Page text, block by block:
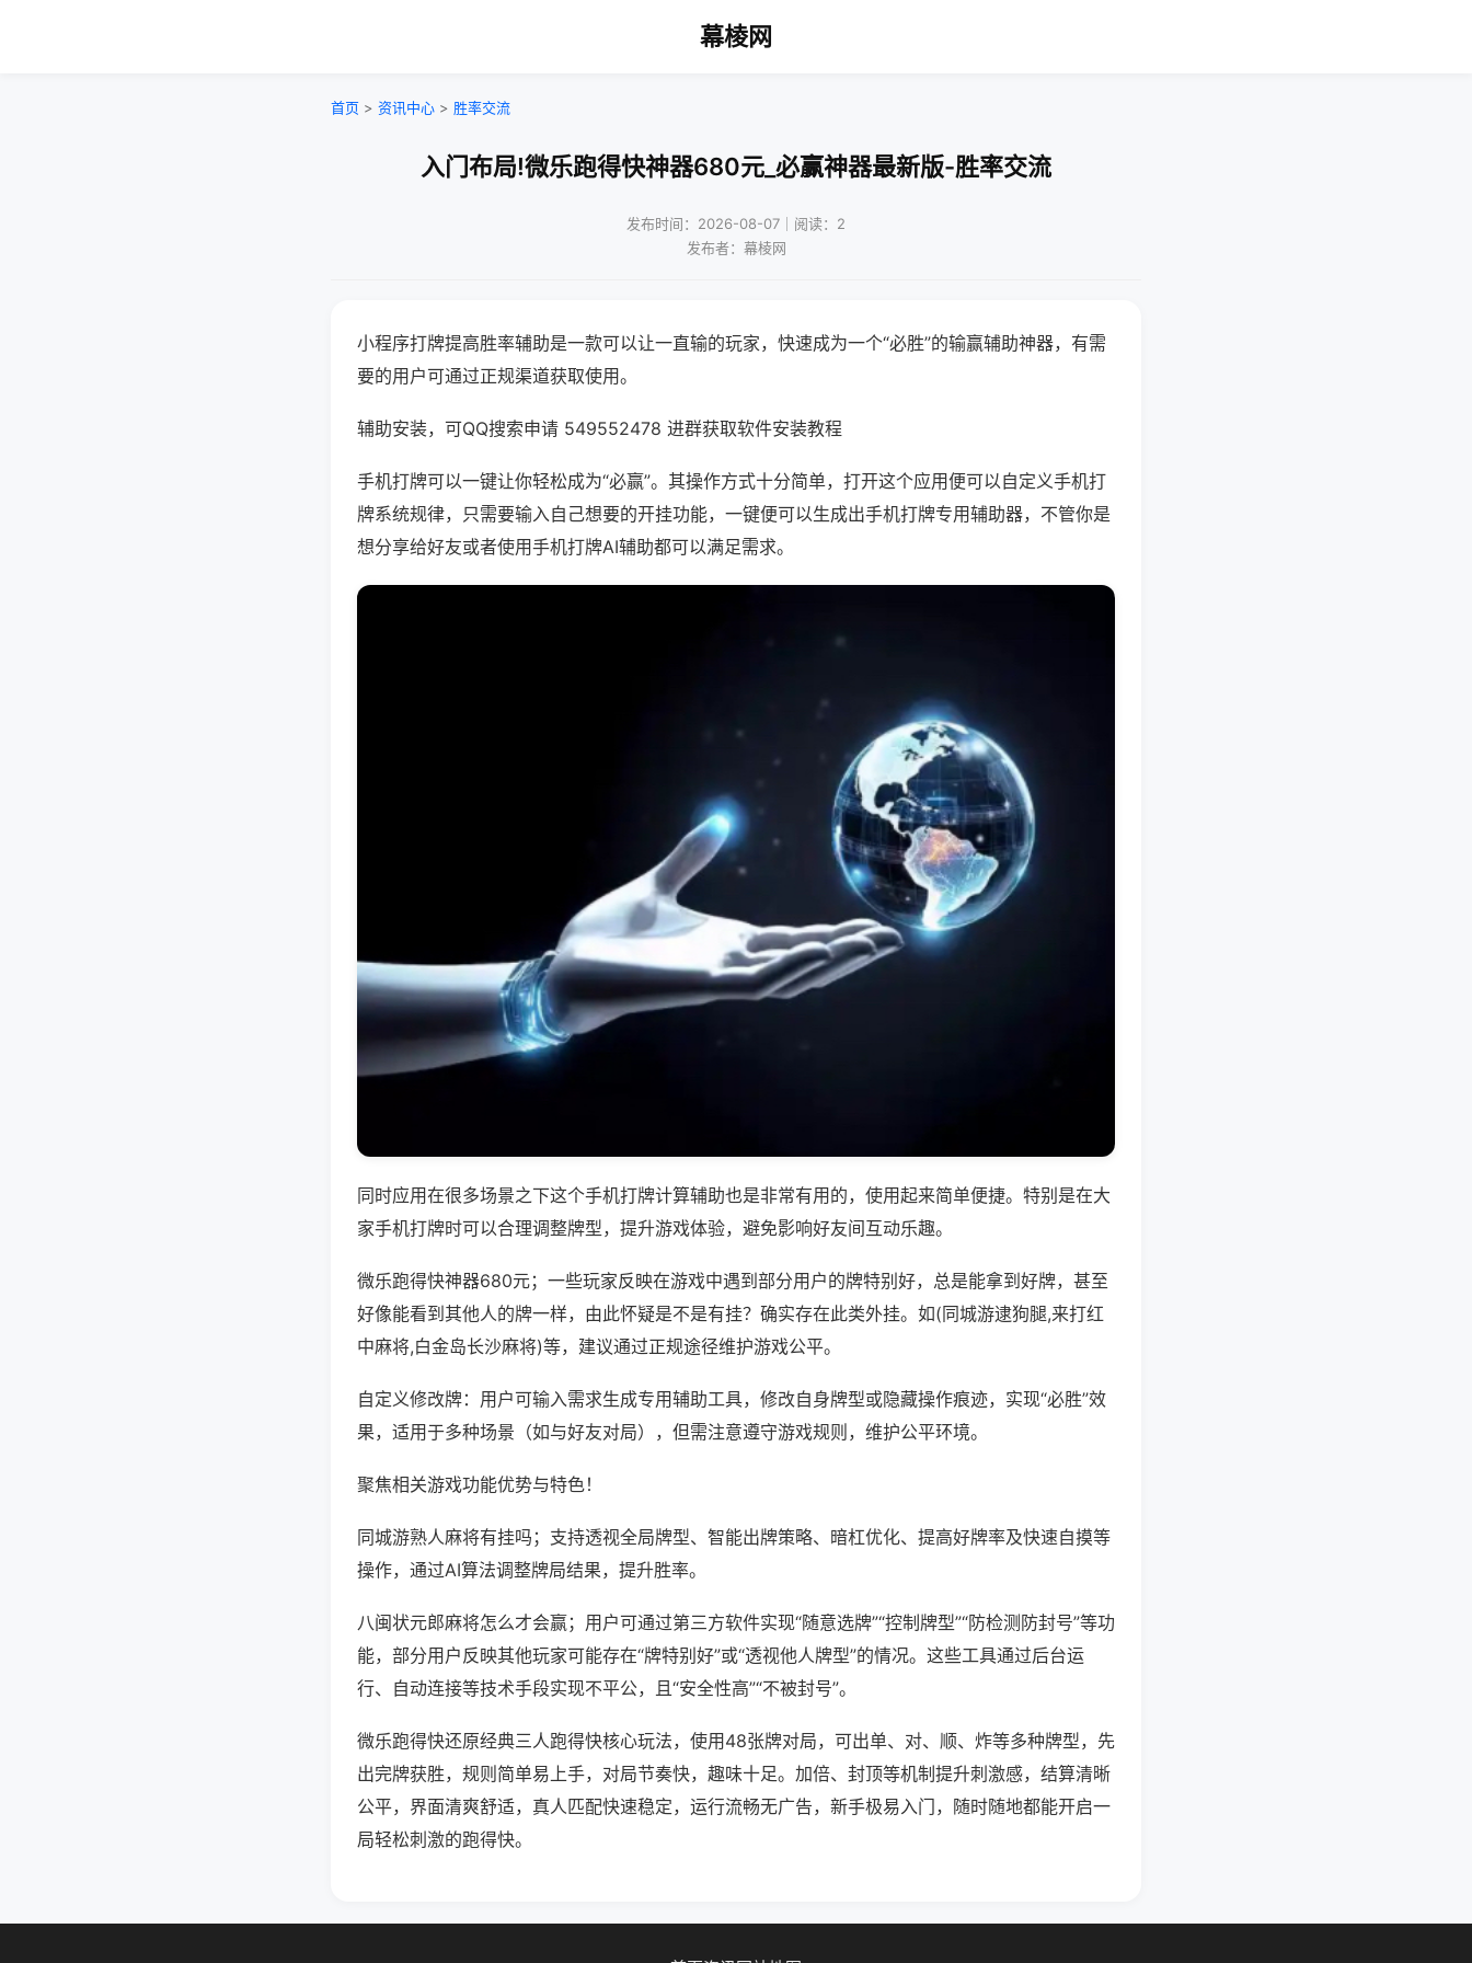
幕棱网
首页 > 资讯中心 > 胜率交流
入门布局!微乐跑得快神器680元_必赢神器最新版-胜率交流
发布时间：2026-08-07｜阅读：2
发布者：幕棱网
小程序打牌提高胜率辅助是一款可以让一直输的玩家，快速成为一个“必胜”的输赢辅助神器，有需
要的用户可通过正规渠道获取使用。
辅助安装，可QQ搜索申请 549552478 进群获取软件安装教程
手机打牌可以一键让你轻松成为“必赢”。其操作方式十分简单，打开这个应用便可以自定义手机打
牌系统规律，只需要输入自己想要的开挂功能，一键便可以生成出手机打牌专用辅助器，不管你是
想分享给好友或者使用手机打牌AI辅助都可以满足需求。
同时应用在很多场景之下这个手机打牌计算辅助也是非常有用的，使用起来简单便捷。特别是在大
家手机打牌时可以合理调整牌型，提升游戏体验，避免影响好友间互动乐趣。
微乐跑得快神器680元；一些玩家反映在游戏中遇到部分用户的牌特别好，总是能拿到好牌，甚至
好像能看到其他人的牌一样，由此怀疑是不是有挂？确实存在此类外挂。如(同城游逮狗腿,来打红
中麻将,白金岛长沙麻将)等，建议通过正规途径维护游戏公平。
自定义修改牌：用户可输入需求生成专用辅助工具，修改自身牌型或隐藏操作痕迹，实现“必胜”效
果，适用于多种场景（如与好友对局），但需注意遵守游戏规则，维护公平环境。
聚焦相关游戏功能优势与特色！
同城游熟人麻将有挂吗；支持透视全局牌型、智能出牌策略、暗杠优化、提高好牌率及快速自摸等
操作，通过AI算法调整牌局结果，提升胜率。
八闽状元郎麻将怎么才会赢；用户可通过第三方软件实现“随意选牌”“控制牌型”“防检测防封号”等功
能，部分用户反映其他玩家可能存在“牌特别好”或“透视他人牌型”的情况。这些工具通过后台运
行、自动连接等技术手段实现不平公，且“安全性高”“不被封号”。
微乐跑得快还原经典三人跑得快核心玩法，使用48张牌对局，可出单、对、顺、炸等多种牌型，先
出完牌获胜，规则简单易上手，对局节奏快，趣味十足。加倍、封顶等机制提升刺激感，结算清晰
公平，界面清爽舒适，真人匹配快速稳定，运行流畅无广告，新手极易入门，随时随地都能开启一
局轻松刺激的跑得快。